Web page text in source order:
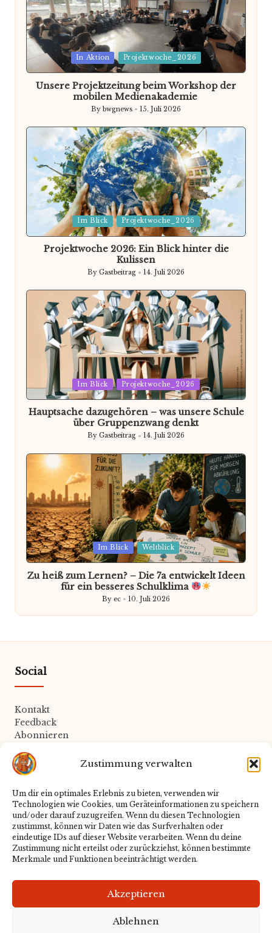
Zustimmung verwalten
Um dir ein optimales Erlebnis zu bieten, verwenden wir
Technologien wie Cookies, um Geräteinformationen zu speichern
und/oder darauf zuzugreifen. Wenn du diesen Technologien
zustimmst, können wir Daten wie das Surfverhalten oder
eindeutige IDs auf dieser Website verarbeiten. Wenn du deine
Zustimmung nicht erteilst oder zurückziehst, können bestimmte
Merkmale und Funktionen beeinträchtigt werden.
Akzeptieren
Ablehnen
Posted
In Aktion Projektwoche_2026
Unsere Projektzeitung beim Workshop der
mobilen Medienakademie
Posted
By bwgnews 15. Juli 2026
Posted
Im Blick Projektwoche_2026
Projektwoche 2026: Ein Blick hinter die
Kulissen
Posted
by
By Gastbeitrag 14. Juli 2026
Posted
Im Blick Projektwoche_2026
Hauptsache dazugehören – was unsere Schule
über Gruppenzwang denkt
Posted
By Gastbeitrag 14. Juli 2026
Posted
in
Im Blick Weltblick
Zu heiß zum Lernen? – Die 7a entwickelt Ideen
für ein besseres Schulklima
Posted
by
By ec 10. Juli 2026
Social
Kontakt
Feedback
Abonnieren
Rechtliches
Datenschutz
Impressum
Cookie-Richtlinie
Redaktion